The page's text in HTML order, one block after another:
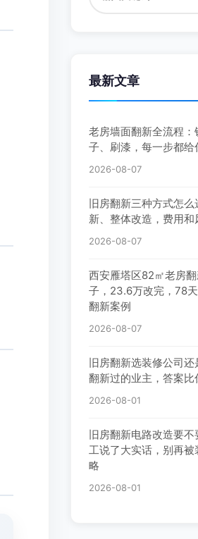
最新文章
老房墙面翻新全流程
子、刷漆，每一步都
2026-08-07
旧房翻新三种方式怎
新、整体改造，费用
2026-08-07
西安雁塔区82㎡老房
子，23.6万改完，78
翻新案例
2026-08-07
旧房翻新选装修公司
翻新过的业主，答案
2026-08-01
旧房翻新电路改造要
工说了大实话，别再
略
2026-08-01